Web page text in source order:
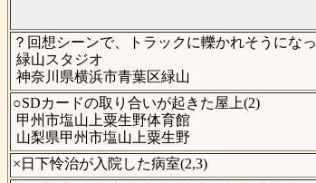
？回想シーンで、トラックに轢かれそうにな
緑山スタジオ
神奈川県横浜市青葉区緑山
○SDカードの取り合いが起きた屋上(2)
甲州市塩山上粟生野体育館
山梨県甲州市塩山上粟生野
×日下怜治が入院した病室(2,3)